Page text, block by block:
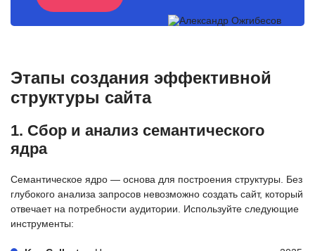
Этапы создания эффективной
структуры сайта
1. Сбор и анализ семантического
ядра
Семантическое ядро — основа для построения структуры. Без
глубокого анализа запросов невозможно создать сайт, который
отвечает на потребности аудитории. Используйте следующие
инструменты: